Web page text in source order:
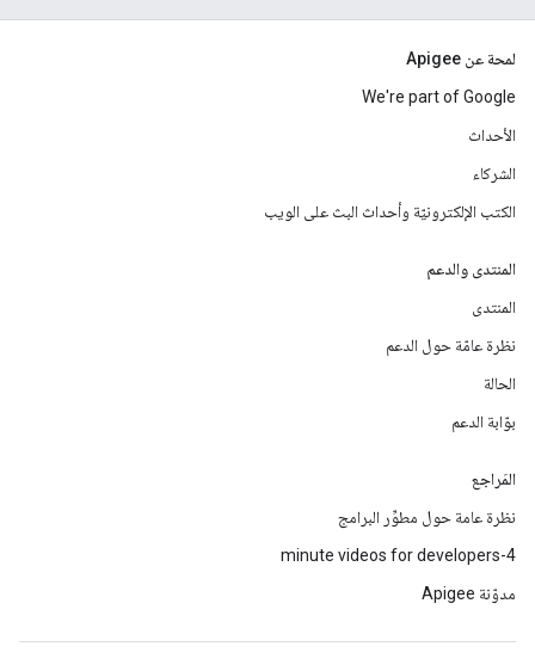
لمحة عن Apigee
We're part of Google
الأحداث
الشركاء
الكتب الإلكترونيّة وأحداث البث على الويب
المنتدى والدعم
المنتدى
نظرة عامّة حول الدعم
الحالة
بوّابة الدعم
المَراجع
نظرة عامة حول مطوِّر البرامج
4-minute videos for developers
مدوّنة Apigee